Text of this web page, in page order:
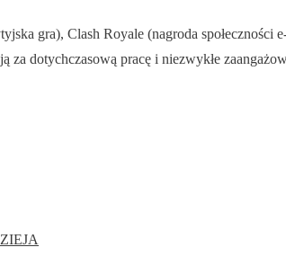
gra), Clash Royale (nagroda
za dotychczasową pracę i niezwykłe